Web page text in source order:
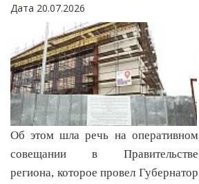
Дата 20.07.2026
Об этом шла речь на оперативном
совещании в Правительстве
региона, которое провел Губернатор